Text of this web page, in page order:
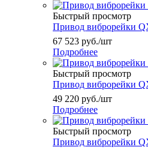
Быстрый просмотр
Привод виброрейки
67 523 руб./шт
Подробнее
Быстрый просмотр
Привод виброрейки
49 220 руб./шт
Подробнее
Быстрый просмотр
Привод виброрейки